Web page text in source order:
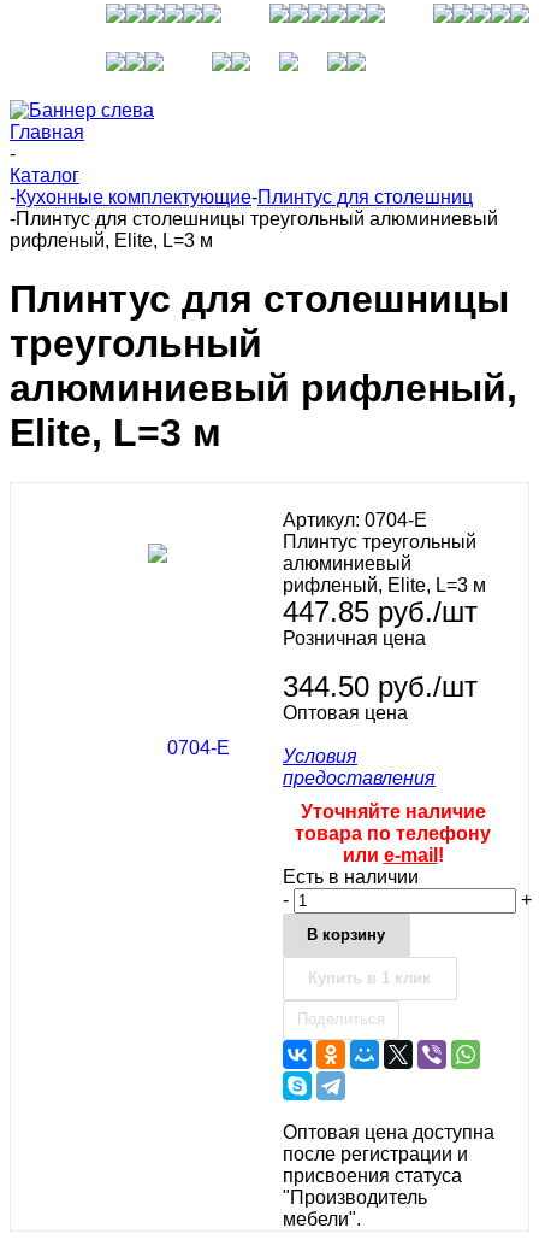
Главная
-
Каталог
-Кухонные комплектующие-Плинтус для столешниц
-Плинтус для столешницы треугольный алюминиевый
рифленый, Elite, L=3 м
Плинтус для столешницы
треугольный
алюминиевый рифленый,
Elite, L=3 м
Артикул: 0704-E
Плинтус треугольный
алюминиевый
рифленый, Elite, L=3 м
447.85 руб./шт
Розничная цена
344.50 руб./шт
Оптовая цена
Условия
предоставления
Уточняйте наличие
товара по телефону
или e-mail !
Есть в наличии
-
+
В корзину
Купить в 1 клик
Поделиться
Оптовая цена доступна
после регистрации и
присвоения статуса
"Производитель
мебели".